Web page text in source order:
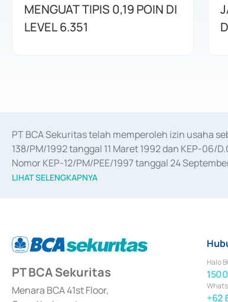
MENGUAT TIPIS 0,19 POIN DI
LEVEL 6.351
PT BCA Sekuritas telah memperoleh izin usaha
138/PM/1992 tanggal 11 Maret 1992 dan KEP-
Nomor KEP-12/PM/PEE/1997 tanggal 24
merger, akuisisi, divestasi, dan
LIHAT SELENGKAPNYA
PT BCA Sekuritas
Menara BCA 41st Floor,
Halo
+62